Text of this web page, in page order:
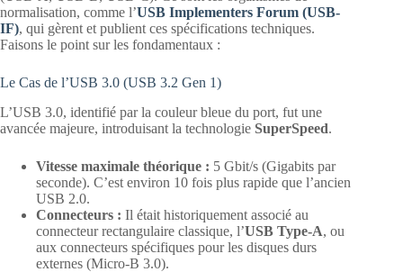
normalisation, comme l’USB Implementers Forum (USB-
IF), qui gèrent et publient ces spécifications techniques.
Faisons le point sur les fondamentaux :
Le Cas de l’USB 3.0 (USB 3.2 Gen 1)
L’USB 3.0, identifié par la couleur bleue du port, fut une
avancée majeure, introduisant la technologie SuperSpeed.
Vitesse maximale théorique : 5 Gbit/s (Gigabits par
seconde). C’est environ 10 fois plus rapide que l’ancien
USB 2.0.
Connecteurs : Il était historiquement associé au
connecteur rectangulaire classique, l’USB Type-A, ou
aux connecteurs spécifiques pour les disques durs
externes (Micro-B 3.0).